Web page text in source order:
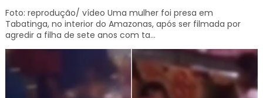
Foto: reprodução/ vídeo Uma mulher foi presa em
Tabatinga, no interior do Amazonas, após ser filmada por
agredir a filha de sete anos com ta...